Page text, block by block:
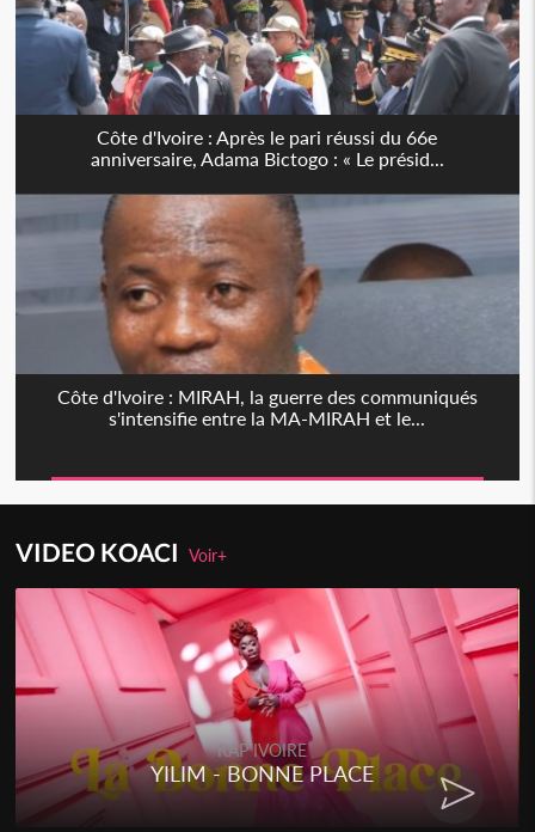
Côte d'Ivoire : Après le pari réussi du 66e
anniversaire, Adama Bictogo : « Le présid...
Côte d'Ivoire : MIRAH, la guerre des communiqués
s'intensifie entre la MA-MIRAH et le...
VIDEO KOACIVoir+
RAP IVOIRE
YILIM - BONNE PLACE